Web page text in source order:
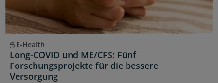
E-Health
Long-COVID und ME/CFS: Fünf
Forschungsprojekte für die bessere
Versorgung